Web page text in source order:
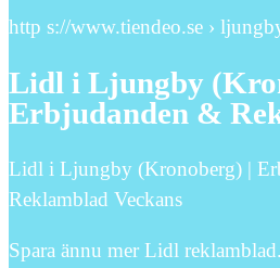
http s://www.tiendeo.se ›
Lidl i Ljungby
Erbjudanden &
Lidl i Ljungby (Kronoberg) |
Reklamblad Veckans
Spara ännu mer Lidl